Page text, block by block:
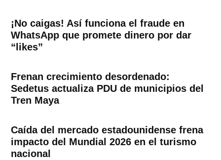
¡No caigas! Así funciona el fraude en
WhatsApp que promete dinero por dar
“likes”
Frenan crecimiento desordenado:
Sedetus actualiza PDU de municipios del
Tren Maya
Caída del mercado estadounidense frena
impacto del Mundial 2026 en el turismo
nacional